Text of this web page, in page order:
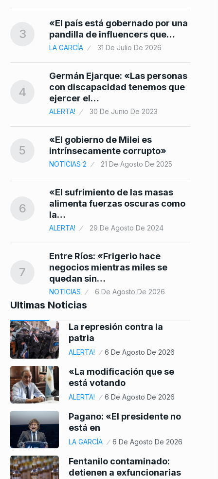
3
«El país está gobernado por una
pandilla de influencers que…
LA GARCÍA 31 De Julio De 2026
4
Germán Ejarque: «Las personas
con discapacidad tenemos que
ejercer el…
ALERTA! 30 De Junio De 2023
5
«El gobierno de Milei es
intrínsecamente corrupto»
NOTICIAS 2 21 De Agosto De 2025
6
«El sufrimiento de las masas
alimenta fuerzas oscuras como
la…
ALERTA! 29 De Agosto De 2024
7
Entre Ríos: «Frigerio hace
negocios mientras miles se
quedan sin…
NOTICIAS 6 De Agosto De 2026
Ultimas Noticias
La represión contra la
patria
ALERTA! 6 De Agosto De 2026
«La modificación que se
está votando
ALERTA! 6 De Agosto De 2026
Pagano: «El presidente no
está en
LA GARCÍA 6 De Agosto De 2026
Fentanilo contaminado:
detienen a exfuncionarias